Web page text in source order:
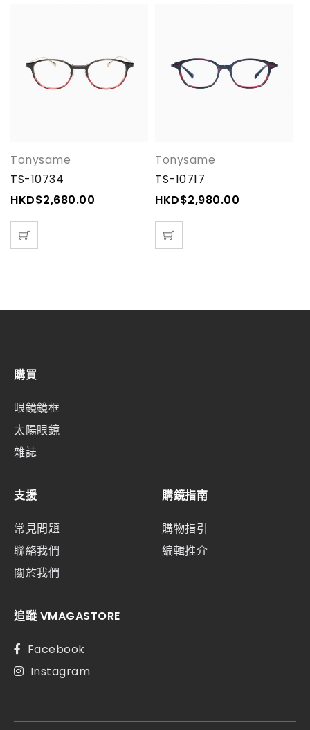
Tonysame
TS-10734
HKD$2,680.00
Tonysame
TS-10717
HKD$2,980.00
購買
眼鏡鏡框
太陽眼鏡
雜誌
支援
常見問題
聯絡我們
關於我們
購鏡指南
購物指引
編輯推介
追蹤 VMAGASTORE
Facebook
Instagram